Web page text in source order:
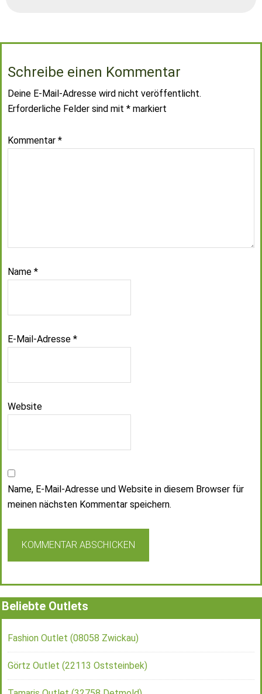
Schreibe einen Kommentar
Deine E-Mail-Adresse wird nicht veröffentlicht.
Erforderliche Felder sind mit * markiert
Kommentar *
Name *
E-Mail-Adresse *
Website
Name, E-Mail-Adresse und Website in diesem Browser für
meinen nächsten Kommentar speichern.
Beliebte Outlets
Fashion Outlet (08058 Zwickau)
Görtz Outlet (22113 Oststeinbek)